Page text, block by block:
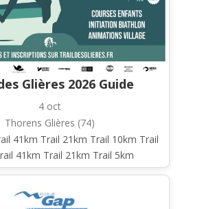
Glières 2026 Guide
4 oct
Thorens Glières (74)
41km Trail 21km Trail 10km Trail
41km Trail 21km Trail 5km